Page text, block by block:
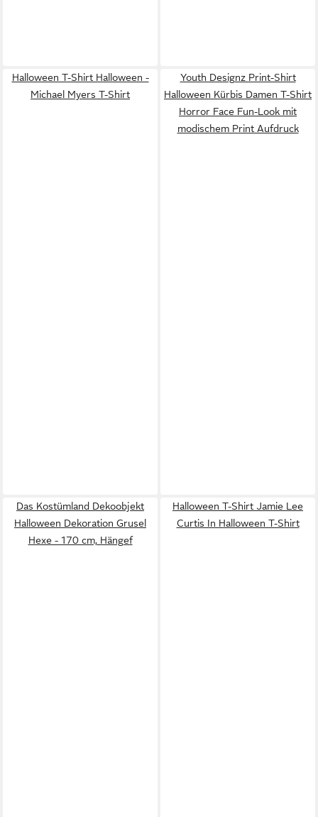
Halloween T-Shirt Halloween -
Michael Myers T-Shirt
Youth Designz Print-Shirt
Halloween Kürbis Damen T-Shirt
Horror Face Fun-Look mit
modischem Print Aufdruck
Das Kostümland Dekoobjekt
Halloween Dekoration Grusel
Hexe - 170 cm, Hängef
Halloween T-Shirt Jamie Lee
Curtis In Halloween T-Shirt